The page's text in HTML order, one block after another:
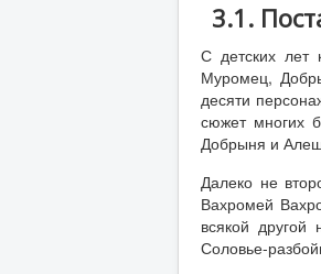
3.1.
С детских лет
Муромец,
десяти
сюжет многих
Добрыня и
Далеко не
Вахромей
всякой другой
Соловье-